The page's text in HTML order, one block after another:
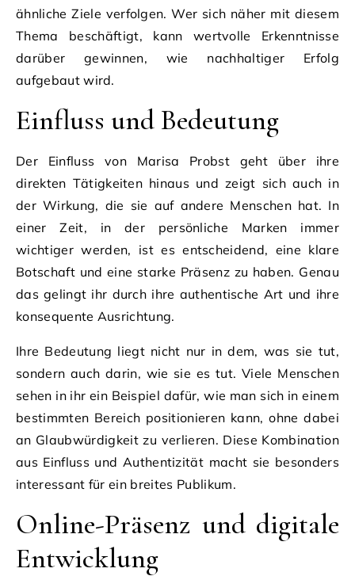
ähnliche Ziele verfolgen. Wer sich näher mit diesem
Thema beschäftigt, kann wertvolle Erkenntnisse
darüber gewinnen, wie nachhaltiger Erfolg
aufgebaut wird.
Einfluss und Bedeutung
Der Einfluss von Marisa Probst geht über ihre
direkten Tätigkeiten hinaus und zeigt sich auch in
der Wirkung, die sie auf andere Menschen hat. In
einer Zeit, in der persönliche Marken immer
wichtiger werden, ist es entscheidend, eine klare
Botschaft und eine starke Präsenz zu haben. Genau
das gelingt ihr durch ihre authentische Art und ihre
konsequente Ausrichtung.
Ihre Bedeutung liegt nicht nur in dem, was sie tut,
sondern auch darin, wie sie es tut. Viele Menschen
sehen in ihr ein Beispiel dafür, wie man sich in einem
bestimmten Bereich positionieren kann, ohne dabei
an Glaubwürdigkeit zu verlieren. Diese Kombination
aus Einfluss und Authentizität macht sie besonders
interessant für ein breites Publikum.
Online-Präsenz und digitale
Entwicklung